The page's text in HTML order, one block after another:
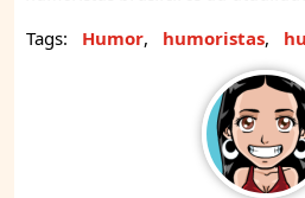
Tags:
Humor, humoristas,